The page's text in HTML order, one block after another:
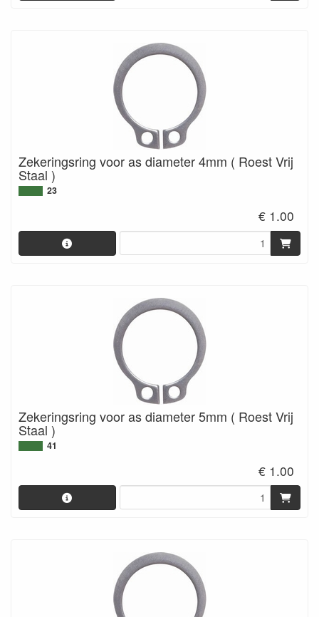
Zekeringsring voor as diameter 4mm ( Roest Vrij
Staal )
23
€ 1.00
Zekeringsring voor as diameter 5mm ( Roest Vrij
Staal )
41
€ 1.00